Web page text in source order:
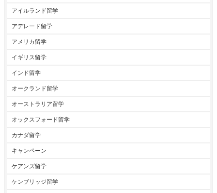
アイルランド留学
アデレード留学
アメリカ留学
イギリス留学
インド留学
オークランド留学
オーストラリア留学
オックスフォード留学
カナダ留学
キャンペーン
ケアンズ留学
ケンブリッジ留学